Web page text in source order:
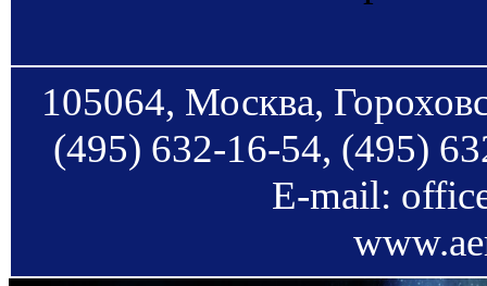
105064, Москва,
(495) 632-16-54, (495)
E-mail: